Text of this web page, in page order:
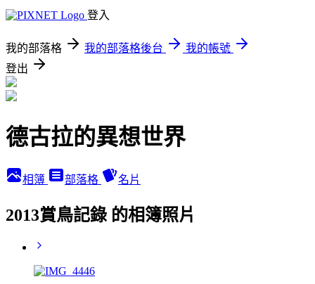
登入
我的部落格 我的部落格後台
我的帳號
登出
德古拉的異想世界
相簿 部落格 名片
2013賞鳥記錄 的相簿照片